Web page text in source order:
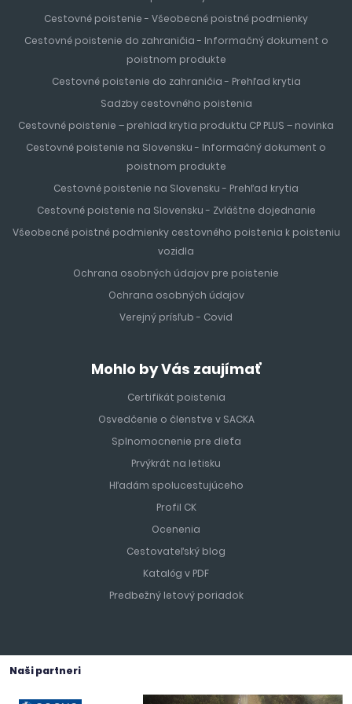
východisko pre objavovanie rakúskych Álp.
Prečo si vybrať Rakúsko?
Rakúske lyžiarske strediská ponúkajú optimálny pomer
kvality a ceny. Zlatá stredná cesta sa prejavuje v dostatku
prírodného snehu, moderných lanovkách, rodinnej
atmosfére a vynikajúcej pohostinnosti miestnych
obyvateľov. Tradičné horské chaty, kvalitné reštaurácie s
regionálnymi špecialitami a bohaté možnosti wellness
Kombinované skipasy a dostupnosť
Rakúsko ponúka množstvo výhodných kombinovaných
skipasov ako Ski amadé (760 km), Ski Arlberg (305 km) alebo
Zillertal Superskipass. Lyžiarske strediská sú ľahko dostupné
Cestovné poistenie - Všeobecné poistné podmienky
Cestovné poistenie do zahraničia - Informačný dokument o
poistnom produkte
Cestovné poistenie do zahraničia - Prehľad krytia
Sadzby cestovného poistenia
Cestovné poistenie – prehlad krytia produktu CP PLUS – novinka
Cestovné poistenie na Slovensku - Informačný dokument o
poistnom produkte
Cestovné poistenie na Slovensku - Prehľad krytia
Cestovné poistenie na Slovensku - Zvláštne dojednanie
Všeobecné poistné podmienky cestovného poistenia k poisteniu
vozidla
Ochrana osobných údajov pre poistenie
Ochrana osobných údajov
Verejný prísľub - Covid
Mohlo by Vás zaujímať
Certifikát poistenia
Osvedčenie o členstve v SACKA
Splnomocnenie pre dieťa
Prvýkrát na letisku
Hľadám spolucestujúceho
Profil CK
Ocenenia
Cestovateľský blog
Katalóg v PDF
Predbežný letový poriadok
Naši partneri